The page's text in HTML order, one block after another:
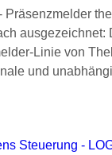
Präsenzmelder
ausgezeichnet:
Linie von
und